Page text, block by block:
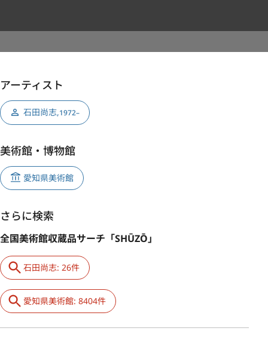
アーティスト
石田尚志,1972–
美術館・博物館
愛知県美術館
さらに検索
全国美術館収蔵品サーチ「SHŪZŌ」
石田尚志: 26件
愛知県美術館: 8404件